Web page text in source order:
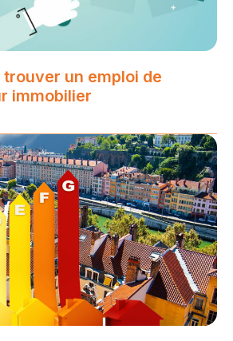
un emploi de
immobilier